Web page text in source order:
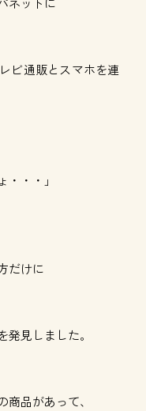
ビ通販とスマホを連
・・・」
だけに
見しました。
商品があって、